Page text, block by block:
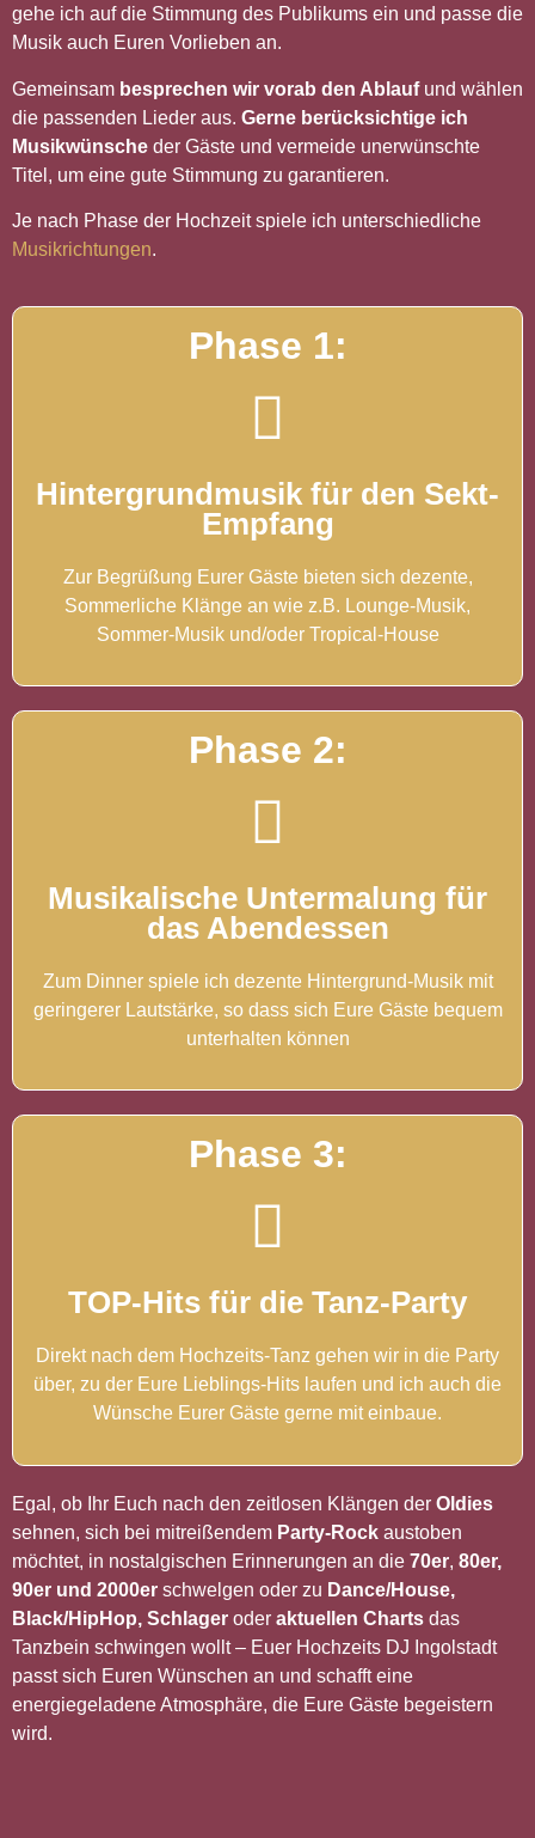
gehe ich auf die Stimmung des Publikums ein und passe die
Musik auch Euren Vorlieben an.
Gemeinsam besprechen wir vorab den Ablaufund wählen
die passenden Lieder aus. Gerne berücksichtige ich
Musikwünsche der Gäste und vermeide unerwünschte
Titel, um eine gute Stimmung zu garantieren.
Je nach Phase der Hochzeit spiele ich unterschiedliche
Musikrichtungen.
Phase 1:
Hintergrundmusik für den Sekt-
Empfang
Zur Begrüßung Eurer Gäste bieten sich dezente,
Sommerliche Klänge an wie z.B. Lounge-Musik,
Sommer-Musik und/oder Tropical-House
Phase 2:
Musikalische Untermalung für
das Abendessen
Zum Dinner spiele ich dezente Hintergrund-Musik mit
geringerer Lautstärke, so dass sich Eure Gäste bequem
unterhalten können
Phase 3:
TOP-Hits für die Tanz-Party
Direkt nach dem Hochzeits-Tanz gehen wir in die Party
über, zu der Eure Lieblings-Hits laufen und ich auch die
Wünsche Eurer Gäste gerne mit einbaue.
Egal, ob Ihr Euch nach den zeitlosen Klängen der Oldies
sehnen, sich bei mitreißendem Party-Rock austoben
möchtet, in nostalgischen Erinnerungen an die 70er, 80er,
90er und 2000er schwelgen oder zu Dance/House,
Black/HipHop, Schlager oder aktuellen Charts das
Tanzbein schwingen wollt – Euer Hochzeits DJ Ingolstadt
passt sich Euren Wünschen an und schafft eine
energiegeladene Atmosphäre, die Eure Gäste begeistern
wird.